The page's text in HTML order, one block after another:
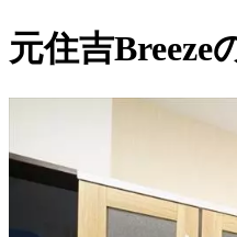
元住吉